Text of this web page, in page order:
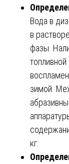
Вода в
в
фазы.
зимой.
кг.